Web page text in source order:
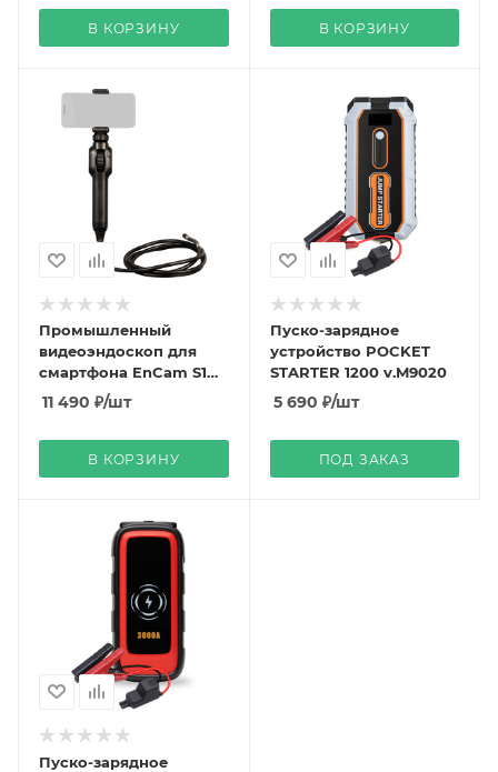
В КОРЗИНУ В КОРЗИНУ
Промышленный
видеоэндоскоп для
смартфона EnCam S1
v.M9070
11 490 ₽/шт
В КОРЗИНУ
Пуско-зарядное
устройство POCKET
STARTER 1200 v.M9020
5 690 ₽/шт
ПОД ЗАКАЗ
Пуско-зарядное